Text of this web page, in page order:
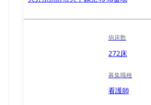
病床数
272床
募集職種
看護師